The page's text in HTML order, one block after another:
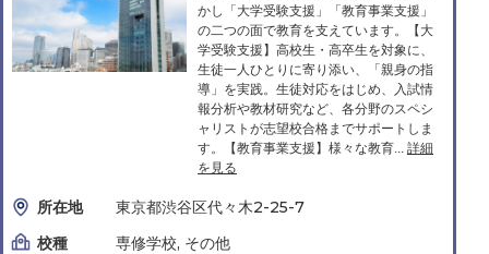
かし「大学受験支援」「教育事業支援」
の二つの面で教育を支えています。【大
学受験支援】高校生・高卒生を対象に、
生徒一人ひとりに寄り添い、「親身の指
導」を実践。生徒対応をはじめ、入試情
報分析や教材研究など、各分野のスペシ
ャリストが志望校合格までサポートしま
す。【教育事業支援】様々な教育... 詳細
を見る
所在地
東京都渋谷区代々木2-25-7
校種
専修学校, その他